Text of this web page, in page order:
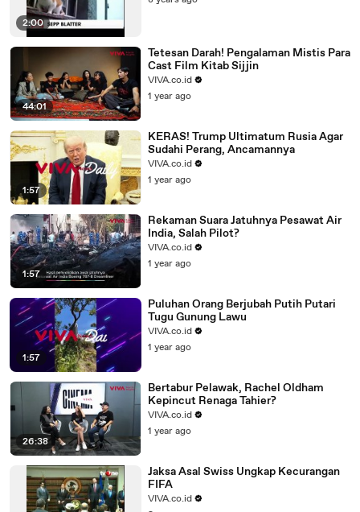
2:00
44:01
Tetesan Darah! Pengalaman Mistis Para
Cast Film Kitab Sijjin
VIVA.co.id
1 year ago
1:57
KERAS! Trump Ultimatum Rusia Agar
Sudahi Perang, Ancamannya
VIVA.co.id
1 year ago
1:57
Rekaman Suara Jatuhnya Pesawat Air
India, Salah Pilot?
VIVA.co.id
1 year ago
1:57
Puluhan Orang Berjubah Putih Putari
Tugu Gunung Lawu
VIVA.co.id
1 year ago
26:38
Bertabur Pelawak, Rachel Oldham
Kepincut Renaga Tahier?
VIVA.co.id
1 year ago
Jaksa Asal Swiss Ungkap Kecurangan
FIFA
VIVA.co.id